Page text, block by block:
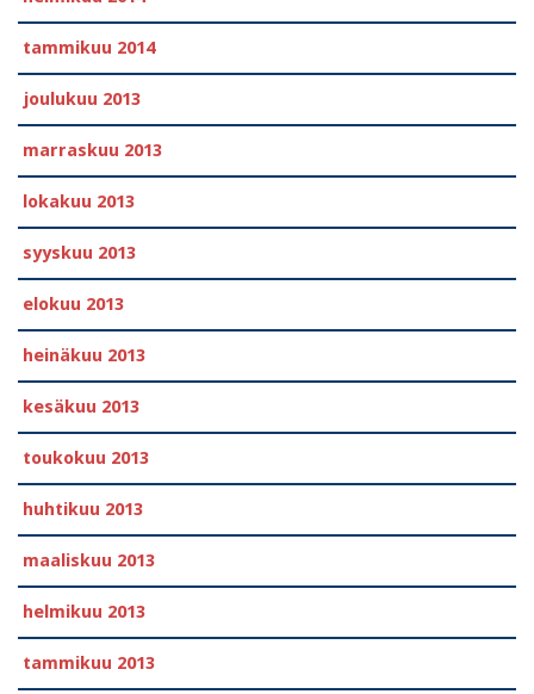
tammikuu 2014
joulukuu 2013
marraskuu 2013
lokakuu 2013
syyskuu 2013
elokuu 2013
heinäkuu 2013
kesäkuu 2013
toukokuu 2013
huhtikuu 2013
maaliskuu 2013
helmikuu 2013
tammikuu 2013